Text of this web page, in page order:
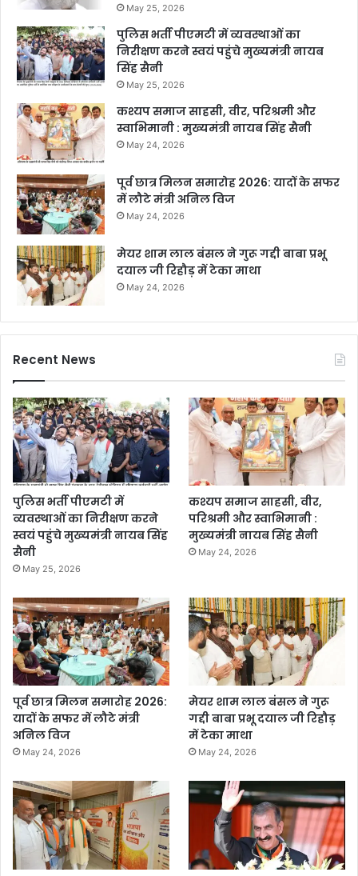
May 25, 2026
पुलिस भर्ती पीएमटी में व्यवस्थाओं का
निरीक्षण करने स्वयं पहुंचे मुख्यमंत्री नायब
सिंह सैनी
May 25, 2026
कश्यप समाज साहसी, वीर, परिश्रमी और
स्वाभिमानी : मुख्यमंत्री नायब सिंह सैनी
May 24, 2026
पूर्व छात्र मिलन समारोह 2026: यादों के सफर
में लौटे मंत्री अनिल विज
May 24, 2026
मेयर शाम लाल बंसल ने गुरू गद्दी बाबा प्रभू
दयाल जी रिहौड़ में टेका माथा
May 24, 2026
Recent News
पुलिस भर्ती पीएमटी में
व्यवस्थाओं का निरीक्षण करने
स्वयं पहुंचे मुख्यमंत्री नायब सिंह
सैनी
May 25, 2026
कश्यप समाज साहसी, वीर,
परिश्रमी और स्वाभिमानी :
मुख्यमंत्री नायब सिंह सैनी
May 24, 2026
पूर्व छात्र मिलन समारोह 2026:
यादों के सफर में लौटे मंत्री
अनिल विज
May 24, 2026
मेयर शाम लाल बंसल ने गुरू
गद्दी बाबा प्रभू दयाल जी रिहौड़
में टेका माथा
May 24, 2026